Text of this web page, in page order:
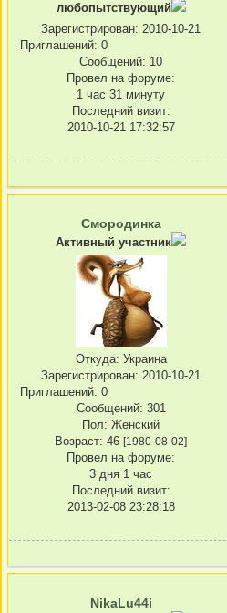
любопытствующий
Зарегистрирован: 2010-10-21
Приглашений: 0
Сообщений: 10
Провел на форуме:
1 час 31 минуту
Последний визит:
2010-10-21 17:32:57
Смородинка
Активный участник
Откуда: Украина
Зарегистрирован: 2010-10-21
Приглашений: 0
Сообщений: 301
Пол: Женский
Возраст: 46 [1980-08-02]
Провел на форуме:
3 дня 1 час
Последний визит:
2013-02-08 23:28:18
NikaLu44i